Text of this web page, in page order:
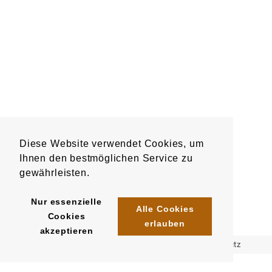
Diese Website verwendet Cookies, um
Ihnen den bestmöglichen Service zu
gewährleisten.
Nur essenzielle
Cookies
akzeptieren
Alle Cookies
erlauben
Datenschutz